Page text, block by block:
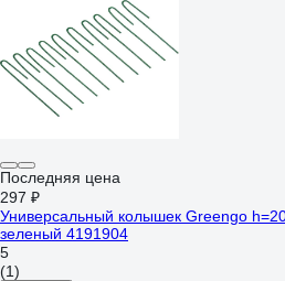
Последняя цена
297 ₽
Универсальный колышек Greengo
зеленый 4191904
5
(1)